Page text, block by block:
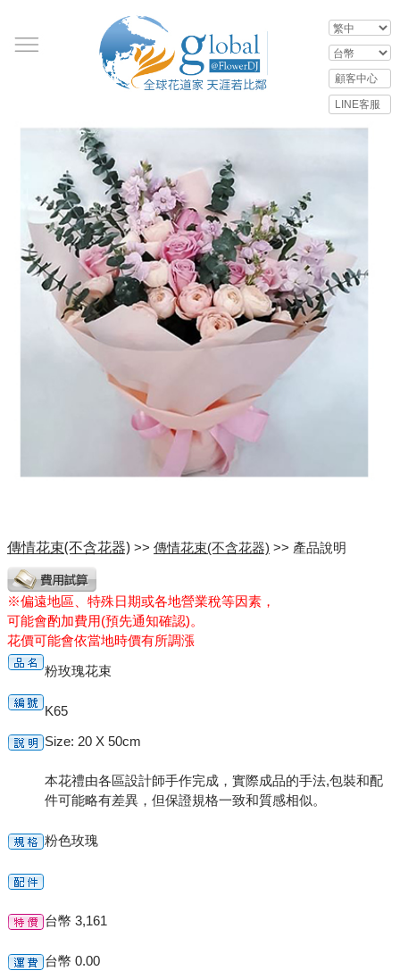
傳情花束(不含花器) >> 傳情花束(不含花器) >> 產品說明
※偏遠地區、特殊日期或各地營業稅等因素，
可能會酌加費用(預先通知確認)。
花價可能會依當地時價有所調漲
粉玫瑰花束
K65
Size: 20 X 50cm
本花禮由各區設計師手作完成，實際成品的手法,包裝和配
件可能略有差異，但保證規格一致和質感相似。
粉色玫瑰
台幣 3,161
台幣 0.00